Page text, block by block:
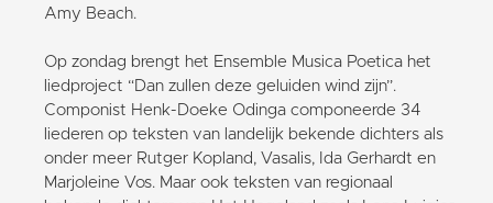
Amy Beach.
Op zondag brengt het Ensemble Musica Poetica het
liedproject “Dan zullen deze geluiden wind zijn”.
Componist Henk-Doeke Odinga componeerde 34
liederen op teksten van landelijk bekende dichters als
onder meer Rutger Kopland, Vasalis, Ida Gerhardt en
Marjoleine Vos. Maar ook teksten van regionaal